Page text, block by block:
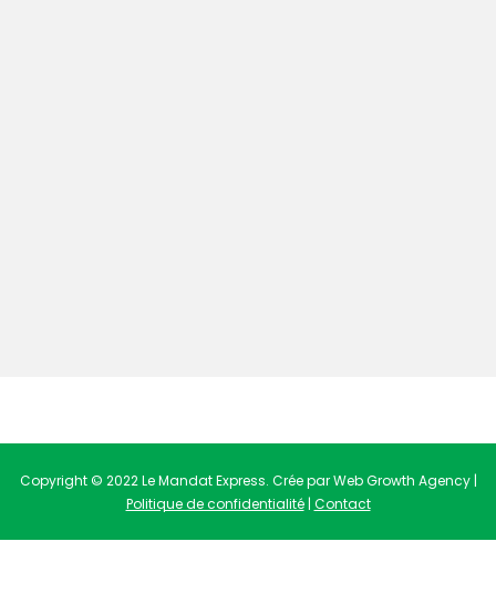
Copyright © 2022 Le Mandat Express. Crée par Web Growth Agency |
Politique de confidentialité| Contact